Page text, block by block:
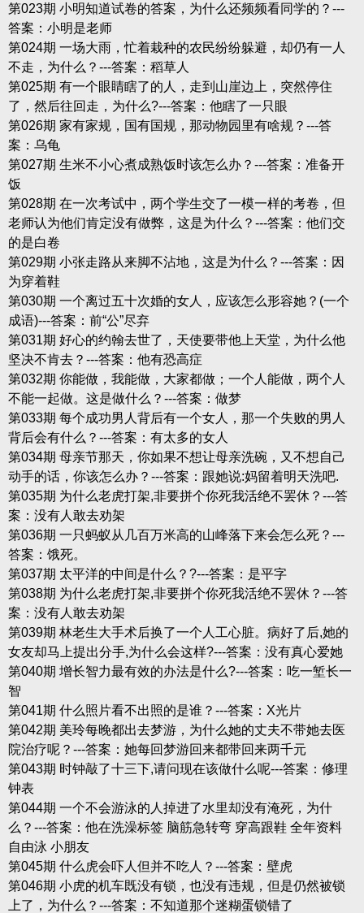
第023期 小明知道试卷的答案，为什么还频频看同学的？---
答案：小明是老师
第024期 一场大雨，忙着栽种的农民纷纷躲避，却仍有一人
不走，为什么？---答案：稻草人
第025期 有一个眼睛瞎了的人，走到山崖边上，突然停住
了，然后往回走，为什么?---答案：他瞎了一只眼
第026期 家有家规，国有国规，那动物园里有啥规？---答
案：乌龟
第027期 生米不小心煮成熟饭时该怎么办？---答案：准备开
饭
第028期 在一次考试中，两个学生交了一模一样的考卷，但
老师认为他们肯定没有做弊，这是为什么？---答案：他们交
的是白卷
第029期 小张走路从来脚不沾地，这是为什么？---答案：因
为穿着鞋
第030期 一个离过五十次婚的女人，应该怎么形容她？(一个
成语)---答案：前“公”尽弃
第031期 好心的约翰去世了，天使要带他上天堂，为什么他
坚决不肯去？---答案：他有恐高症
第032期 你能做，我能做，大家都做；一个人能做，两个人
不能一起做。这是做什么？---答案：做梦
第033期 每个成功男人背后有一个女人，那一个失败的男人
背后会有什么？---答案：有太多的女人
第034期 母亲节那天，你如果不想让母亲洗碗，又不想自己
动手的话，你该怎么办？---答案：跟她说:妈留着明天洗吧.
第035期 为什么老虎打架,非要拼个你死我活绝不罢休？---答
案：没有人敢去劝架
第036期 一只蚂蚁从几百万米高的山峰落下来会怎么死？---
答案：饿死。
第037期 太平洋的中间是什么？?---答案：是平字
第038期 为什么老虎打架,非要拼个你死我活绝不罢休？---答
案：没有人敢去劝架
第039期 林老生大手术后换了一个人工心脏。病好了后,她的
女友却马上提出分手,为什么会这样?---答案：没有真心爱她
第040期 增长智力最有效的办法是什么?---答案：吃一堑长一
智
第041期 什么照片看不出照的是谁？---答案：X光片
第042期 美玲每晚都出去梦游，为什么她的丈夫不带她去医
院治疗呢？---答案：她每回梦游回来都带回来两千元
第043期 时钟敲了十三下,请问现在该做什么呢---答案：修理
钟表
第044期 一个不会游泳的人掉进了水里却没有淹死，为什
么？---答案：他在洗澡标签 脑筋急转弯 穿高跟鞋 全年资料
自由泳 小朋友
第045期 什么虎会吓人但并不吃人？---答案：壁虎
第046期 小虎的机车既没有锁，也没有违规，但是仍然被锁
上了，为什么？---答案：不知道那个迷糊蛋锁错了